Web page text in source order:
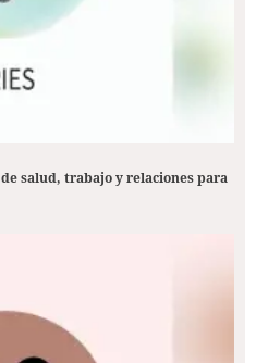
salud, trabajo y relaciones para